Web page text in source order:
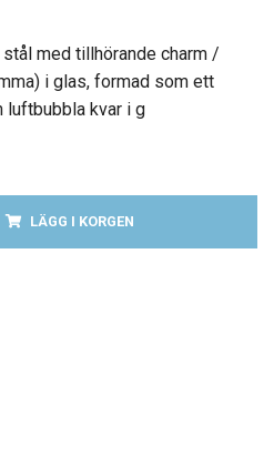
med tillhörande charm /
i glas, formad som ett
luftbubbla kvar i g
LÄGG I KORGEN